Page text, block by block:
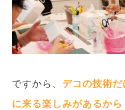
ですから、 デコの技術
に来る楽しみがあるか